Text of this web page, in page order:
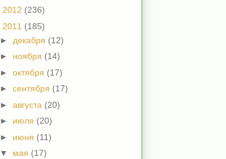
2012 (236)
2011 (185)
► декабря (12)
► ноября (14)
► октября (17)
► сентября (17)
► августа (20)
► июля (20)
► июня (11)
▼ мая (17)